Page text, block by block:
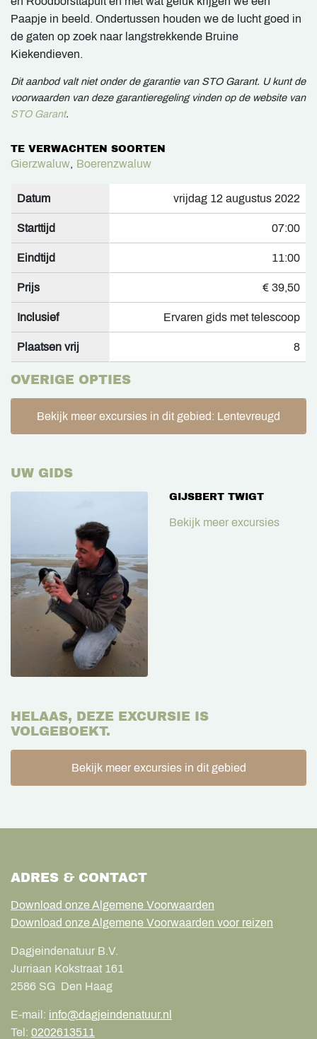
Paapje in beeld. Ondertussen houden we de lucht goed in
de gaten op zoek naar langstrekkende Bruine
Kiekendieven.
Dit aanbod valt niet onder de garantie van STO Garant. U kunt de
voorwaarden van deze garantieregeling vinden op de website van
STO Garant.
TE VERWACHTEN SOORTEN
Gierzwaluw, Boerenzwaluw
Datum vrijdag 12 augustus 2022
Starttijd 07:00
Eindtijd 11:00
Prijs € 39,50
Inclusief Ervaren gids met telescoop
Plaatsen vrij 8
OVERIGE OPTIES
Bekijk meer excursies in dit gebied: Lentevreugd
UW GIDS
GIJSBERT TWIGT
Bekijk meer excursies
HELAAS, DEZE EXCURSIE IS
VOLGEBOEKT.
Bekijk meer excursies in dit gebied
ADRES & CONTACT
Download onze Algemene Voorwaarden
Download onze Algemene Voorwaarden voor reizen
Dagjeindenatuur B.V.
Jurriaan Kokstraat 161
2586 SG Den Haag
E-mail: info@dagjeindenatuur.nl
Tel: 0202613511